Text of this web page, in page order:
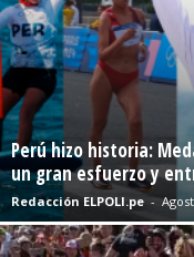
Perú hizo historia:
un gran esfuerzo y
Redacción ELPOLI.pe -